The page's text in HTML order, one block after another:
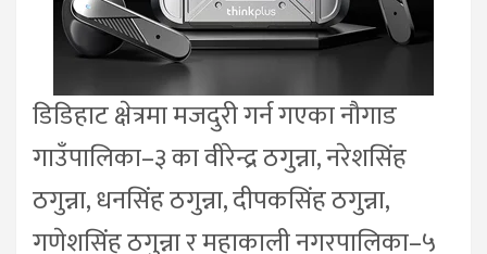
डिडिहाट क्षेत्रमा मजदुरी गर्न गएका नौगाड
गाउँपालिका–३ का वीरेन्द्र ठगुन्ना, नरेशसिंह
ठगुन्ना, धनसिंह ठगुन्ना, दीपकसिंह ठगुन्ना,
गणेशसिंह ठगुन्ना र महाकाली नगरपालिका–५